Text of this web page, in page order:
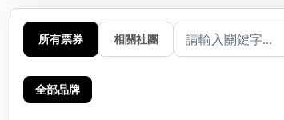
所有票券 相關社團
全部品牌